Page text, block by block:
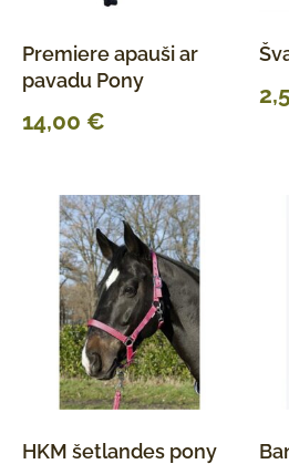
Premiere apauši ar
pavadu Pony
14,00 €
HKM šetlandes pony